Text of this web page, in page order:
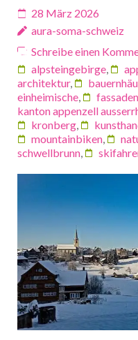
28 März 2026
aura-soma-schweiz
Schreibe einen
alpsteingebirge,
architektur,
einheimische, fassaden
kanton appenzell
kronberg,
mountainbiken,
schwellbrunn,